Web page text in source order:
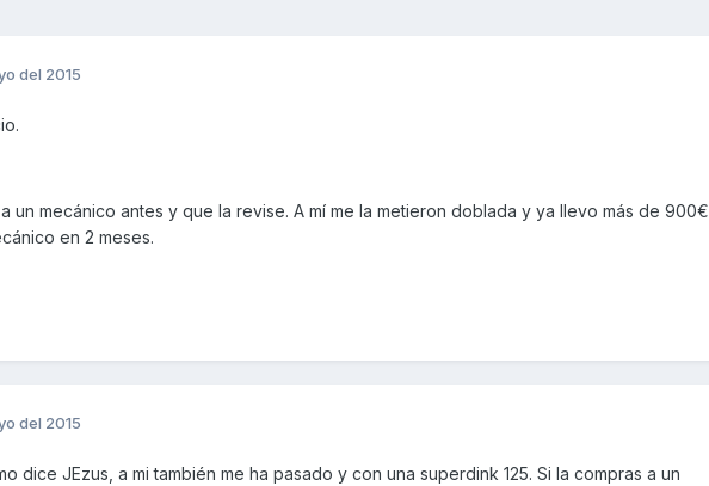
del 2015
un mecánico antes y que la revise. A mí me la metieron doblada y ya llevo más de 900€
en 2 meses.
del 2015
dice JEzus, a mi también me ha pasado y con una superdink 125. Si la compras a un